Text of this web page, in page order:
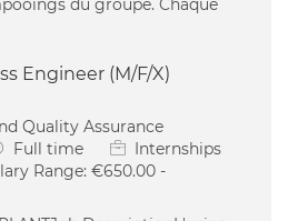
du groupe. Chaque
Engineer (M/F/X)
Quality Assurance
Type
Full time
Internships
Range: €650.00 -